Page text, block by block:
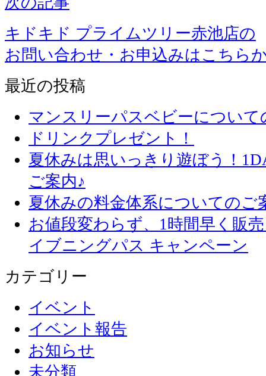
キドキド プライムツリー赤池店の
お問い合わせ・お申込みはこちら
最近の投稿
マンスリーパスベビーについて
ドリンクプレゼント！
夏休みは思いっきり遊ぼう！
ご案内♪
夏休みの料金体系についてのご
お値段変わらず、1
イブニングパス キャンペーン
カテゴリー
イベント
イベント報告
お知らせ
未分類